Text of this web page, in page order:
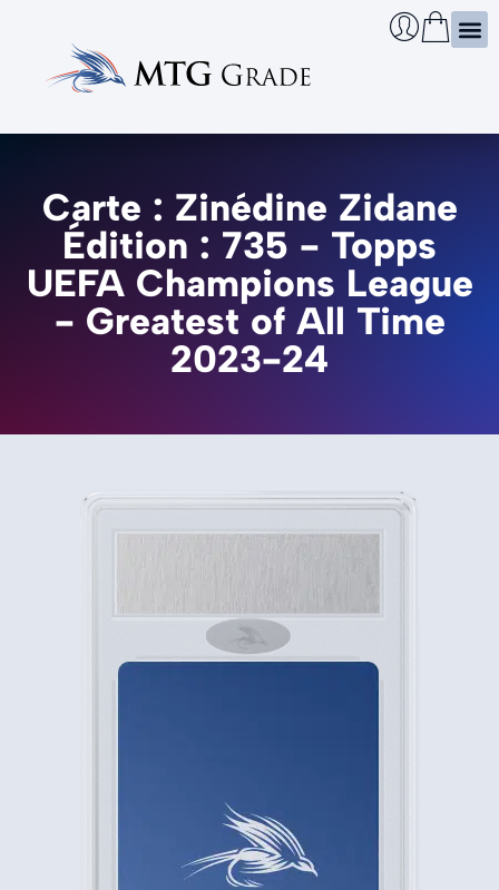
Carte : Zinédine Zidane
Édition : 735 - Topps
UEFA Champions League
- Greatest of All Time
2023-24